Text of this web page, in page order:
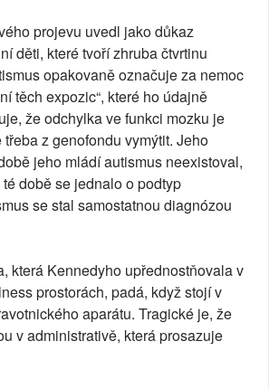
projevu uvedl jako důkaz
děti, které tvoří zhruba čtvrtinu
opakovaně označuje za nemoc
těch expozic“, které ho údajně
že odchylka ve funkci mozku je
z genofondu vymýtit. Jeho
jeho mládí autismus neexistoval,
době se jednalo o podtyp
se stal samostatnou diagnózou
která Kennedyho upřednostňovala v
prostorách, padá, když stojí v
aparátu. Tragické je, že
v administrativě, která prosazuje